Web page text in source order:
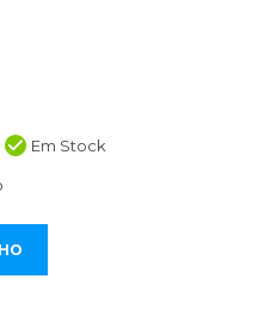
Em Stock